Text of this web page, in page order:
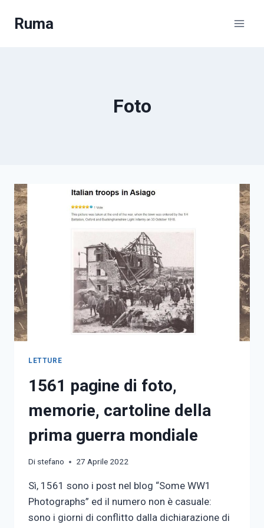
Ruma
Foto
LETTURE
1561 pagine di foto,
memorie, cartoline della
prima guerra mondiale
Di stefano 27 Aprile 2022
Sì, 1561 sono i post nel blog “Some WW1
Photographs” ed il numero non è casuale:
sono i giorni di conflitto dalla dichiarazione di